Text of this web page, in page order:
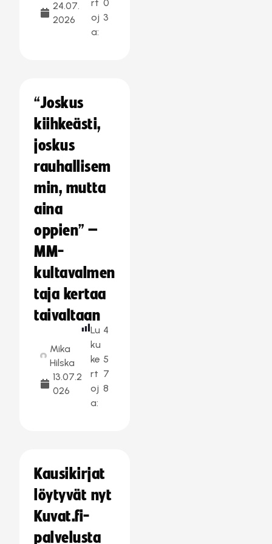
24.07.
2026
rt
oj
a:
0
3
“Joskus
kiihkeästi,
joskus
rauhallisem
min, mutta
aina
oppien” –
MM-
kultavalmen
taja kertaa
taivaltaan
Mika
Hilska
13.07.2
026
Lu
ku
ke
rt
oj
a:
4
5
7
8
Kausikirjat
löytyvät nyt
Kuvat.fi-
palvelusta